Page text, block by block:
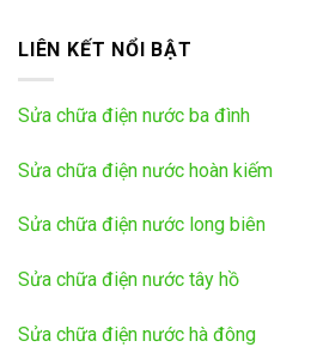
LIÊN KẾT NỔI BẬT
Sửa chữa điện nước ba đình
Sửa chữa điện nước hoàn kiếm
Sửa chữa điện nước long biên
Sửa chữa điện nước tây hồ
Sửa chữa điện nước hà đông